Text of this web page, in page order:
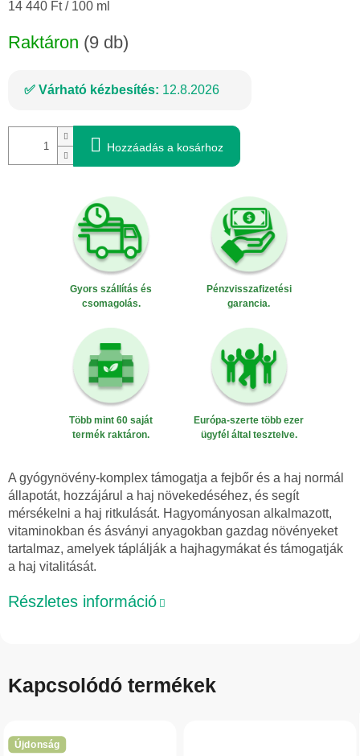
Egységár:
14 440 Ft / 100 ml
Raktáron (9 db)
Várható kézbesítés: 12.8.2026
Hozzáadás a kosárhoz
Gyors szállítás és
csomagolás.
Pénzvisszafizetési
garancia.
Több mint 60 saját
termék raktáron.
Európa-szerte több ezer
ügyfél által tesztelve.
A gyógynövény-komplex támogatja a fejbőr és a haj normál
állapotát, hozzájárul a haj növekedéséhez, és segít
mérsékelni a haj ritkulását. Hagyományosan alkalmazott,
vitaminokban és ásványi anyagokban gazdag növényeket
tartalmaz, amelyek táplálják a hajhagymákat és támogatják
a haj vitalitását.
Részletes információ
Kapcsolódó termékek
Újdonság